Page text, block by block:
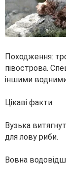
Походження:
півострова.
іншими
Цікаві факти:
Вузька
для лову риби.
Вовна